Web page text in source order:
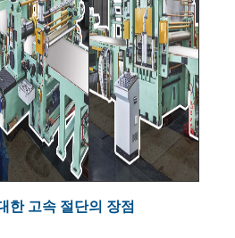
한 고속 절단의 장점